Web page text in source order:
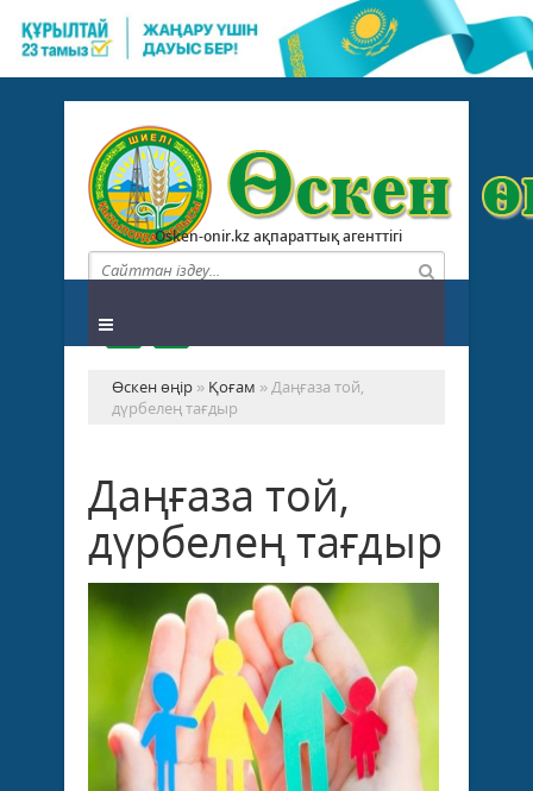
Osken-onir.kz ақпараттық агенттігі
Өскен өңір » Қоғам » Даңғаза той,
дүрбелең тағдыр
Даңғаза той,
дүрбелең тағдыр